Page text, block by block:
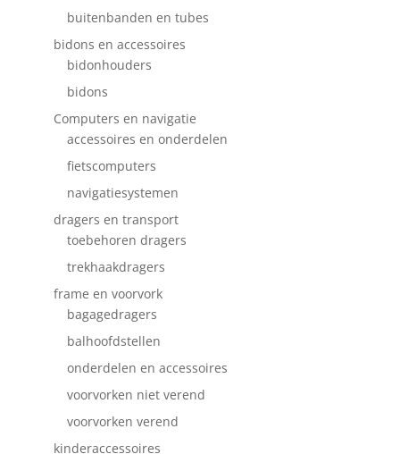
buitenbanden en tubes
bidons en accessoires
bidonhouders
bidons
Computers en navigatie
accessoires en onderdelen
fietscomputers
navigatiesystemen
dragers en transport
toebehoren dragers
trekhaakdragers
frame en voorvork
bagagedragers
balhoofdstellen
onderdelen en accessoires
voorvorken niet verend
voorvorken verend
kinderaccessoires